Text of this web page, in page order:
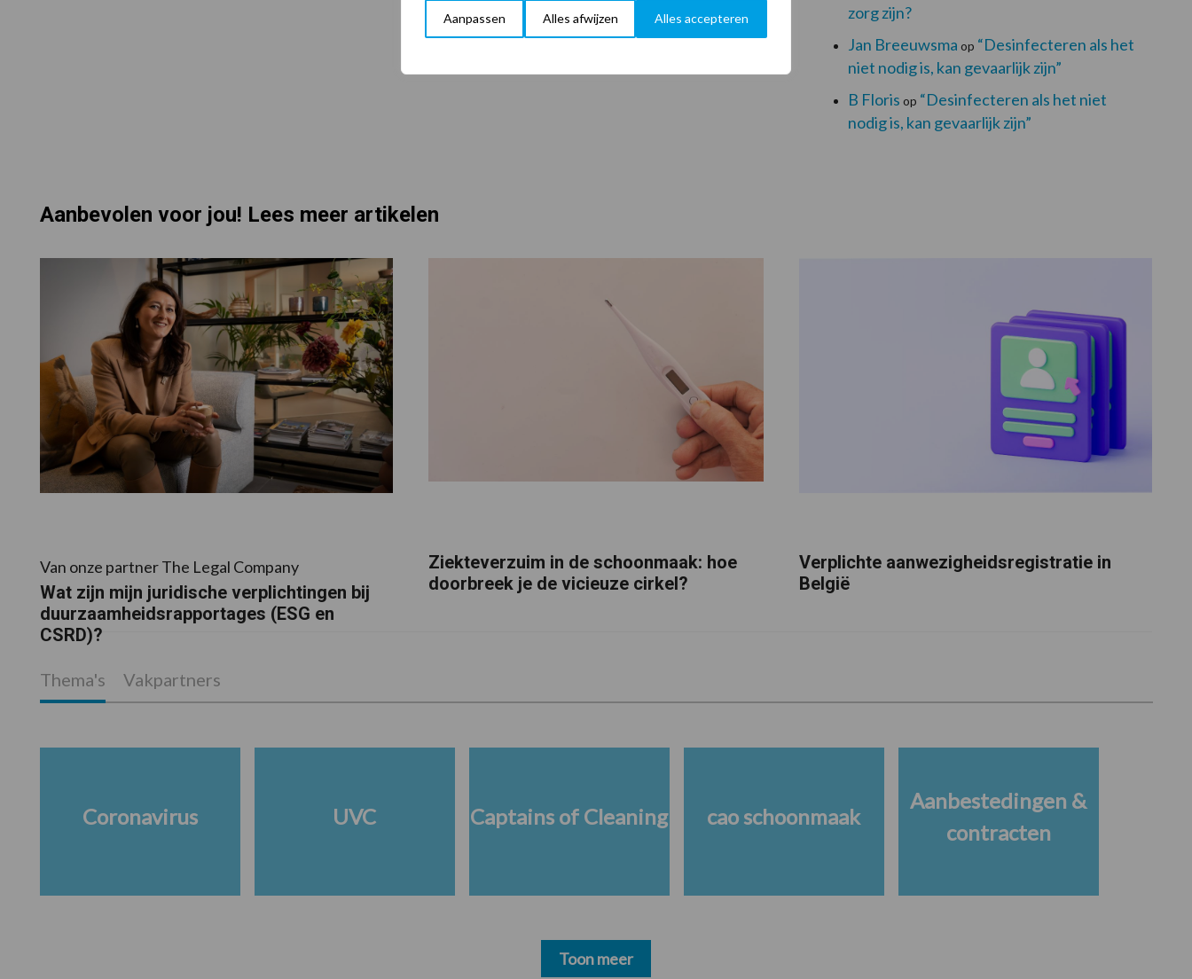
Aanpassen Alles afwijzen Alles accepteren
zorg zijn?
Jan Breeuwsma op “Desinfecteren als het
niet nodig is, kan gevaarlijk zijn”
B Floris op “Desinfecteren als het niet
nodig is, kan gevaarlijk zijn”
Aanbevolen voor jou! Lees meer artikelen
Van onze partner The Legal Company
Wat zijn mijn juridische verplichtingen bij
duurzaamheidsrapportages (ESG en
CSRD)?
Ziekteverzuim in de schoonmaak: hoe
doorbreek je de vicieuze cirkel?
Verplichte aanwezigheidsregistratie in
België
Thema's Vakpartners
Coronavirus UVC Captains of Cleaning cao schoonmaak
Aanbestedingen &
contracten
Toon meer